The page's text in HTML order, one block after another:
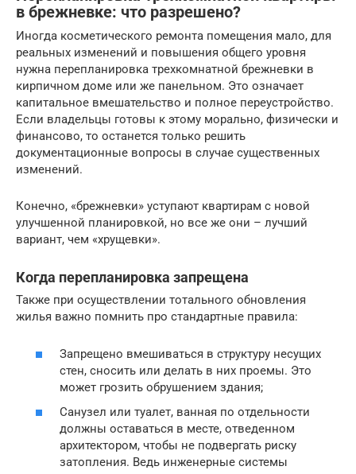
в брежневке: что разрешено?
Иногда косметического ремонта помещения мало, для
реальных изменений и повышения общего уровня
нужна перепланировка трехкомнатной брежневки в
кирпичном доме или же панельном. Это означает
капитальное вмешательство и полное переустройство.
Если владельцы готовы к этому морально, физически и
финансово, то останется только решить
документационные вопросы в случае существенных
изменений.
Конечно, «брежневки» уступают квартирам с новой
улучшенной планировкой, но все же они – лучший
вариант, чем «хрущевки».
Когда перепланировка запрещена
Также при осуществлении тотального обновления
жилья важно помнить про стандартные правила:
Запрещено вмешиваться в структуру несущих
стен, сносить или делать в них проемы. Это
может грозить обрушением здания;
Санузел или туалет, ванная по отдельности
должны оставаться в месте, отведенном
архитектором, чтобы не подвергать риску
затопления. Ведь инженерные системы